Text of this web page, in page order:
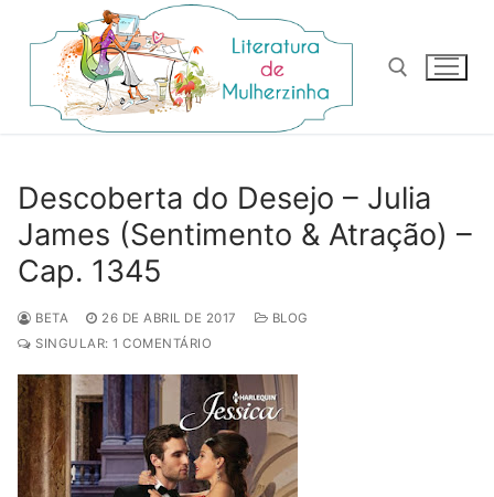
para
conteúdo
Descoberta do Desejo – Julia
James (Sentimento & Atração) –
Cap. 1345
BETA 26 DE ABRIL DE 2017
BLOG
SINGULAR: 1 COMENTÁRIO